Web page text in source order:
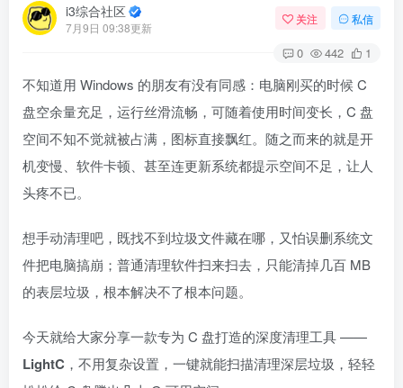
i3综合社区
7月9日 09:38更新
关注 私信
0 442 1
不知道用 Windows 的朋友有没有同感：电脑刚买的时候 C
盘空余量充足，运行丝滑流畅，可随着使用时间变长，C 盘
空间不知不觉就被占满，图标直接飘红。随之而来的就是开
机变慢、软件卡顿、甚至连更新系统都提示空间不足，让人
头疼不已。
想手动清理吧，既找不到垃圾文件藏在哪，又怕误删系统文
件把电脑搞崩；普通清理软件扫来扫去，只能清掉几百 MB
的表层垃圾，根本解决不了根本问题。
今天就给大家分享一款专为 C 盘打造的深度清理工具 ——
LightC ，不用复杂设置，一键就能扫描清理深层垃圾，轻轻